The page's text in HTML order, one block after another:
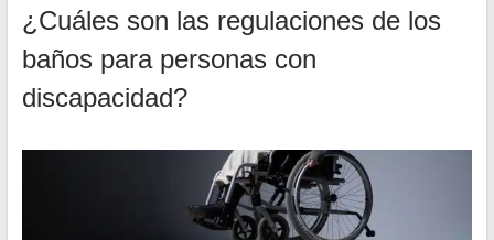
¿Cuáles son las regulaciones de los
baños para personas con
discapacidad?